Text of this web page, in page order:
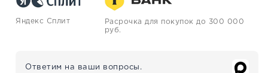
Яндекс Сплит
Расрочка для покупок до 300 000
руб.
Ответим на ваши вопросы.